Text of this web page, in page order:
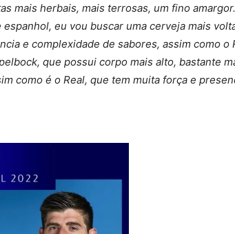
mais herbais, mais terrosas, um fino
eu vou buscar uma cerveja mais
e complexidade de sabores, assim como o
que possui corpo mais alto, bastante
como é o Real, que tem muita força e